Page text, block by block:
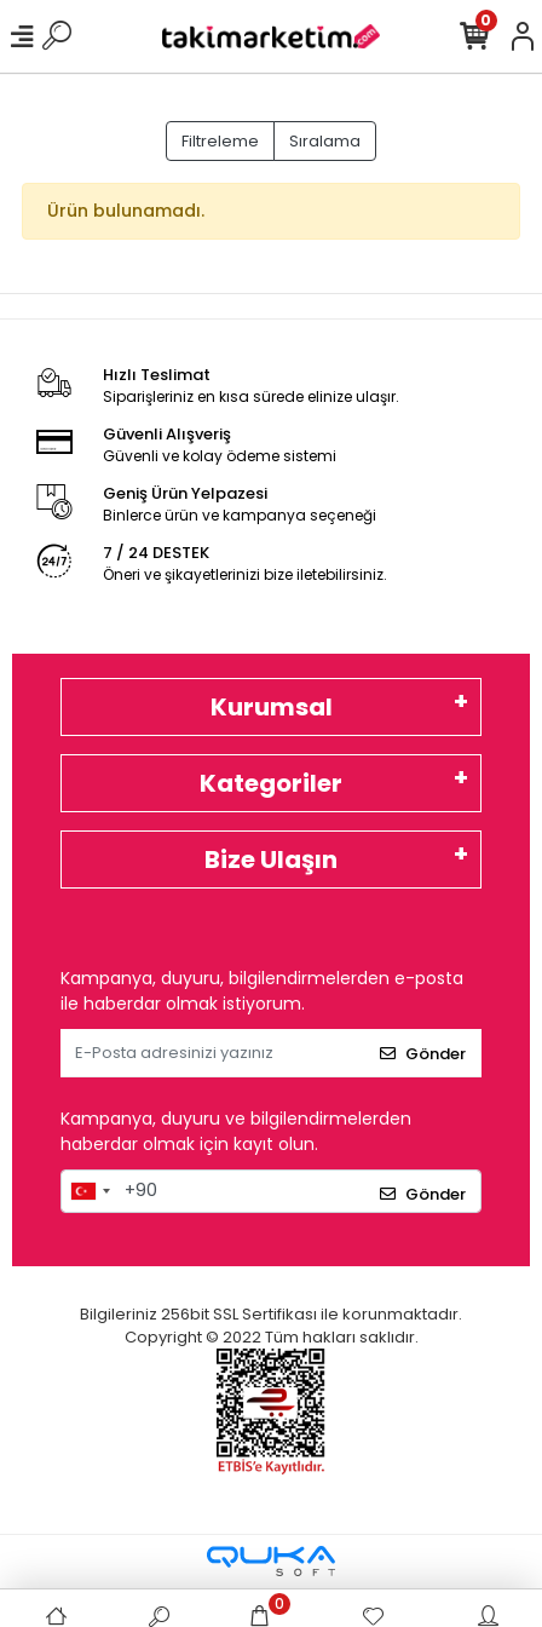
0
Filtreleme Sıralama
Ürün bulunamadı.
Hızlı Teslimat
Siparişleriniz en kısa sürede elinize ulaşır.
Güvenli Alışveriş
Güvenli ve kolay ödeme sistemi
Geniş Ürün Yelpazesi
Binlerce ürün ve kampanya seçeneği
7 / 24 DESTEK
Öneri ve şikayetlerinizi bize iletebilirsiniz.
Kurumsal
Kategoriler
Bize Ulaşın
Kampanya, duyuru, bilgilendirmelerden e-posta
ile haberdar olmak istiyorum.
Gönder
Kampanya, duyuru ve bilgilendirmelerden
haberdar olmak için kayıt olun.
Gönder
Bilgileriniz 256bit SSL Sertifikası ile korunmaktadır.
Copyright © 2022 Tüm hakları saklıdır.
0